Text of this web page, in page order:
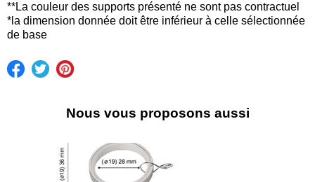
**La couleur des supports présenté ne sont pas contractuel
*la dimension donnée doit être inférieur à celle sélectionnée
de base
Nous vous proposons aussi